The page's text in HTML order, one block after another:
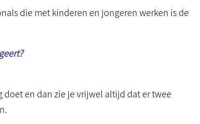
die met kinderen en jongeren werken is de
en dan zie je vrijwel altijd dat er twee